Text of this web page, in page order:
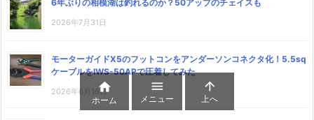
6年ぶりの相模湖は釣れるのか？50アップのチェイスも
2026年7月31日
モーターガイドX5のフットコンをアンダーソンコネクタ化！5.5sq
ケーブルをIWS-50APで圧着してみた
2026年6月16日

ホーム

メニュー

上へ